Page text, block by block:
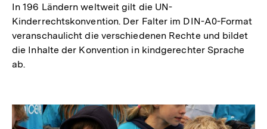
In 196 Ländern weltweit gilt die UN-
Kinderrechtskonvention. Der Falter im DIN-A0-Format
veranschaulicht die verschiedenen Rechte und bildet
die Inhalte der Konvention in kindgerechter Sprache
ab.